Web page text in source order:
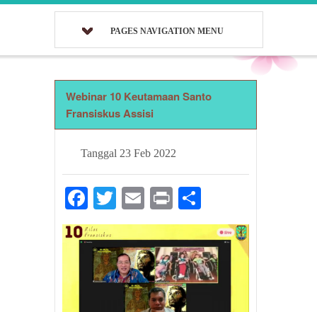
PAGES NAVIGATION MENU
Webinar 10 Keutamaan Santo
Fransiskus Assisi
Tanggal 23 Feb 2022
Facebook
TwitterEmail
Print